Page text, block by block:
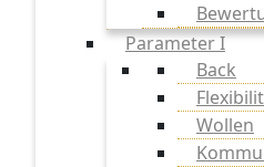
Parameter I
Back
Wollen